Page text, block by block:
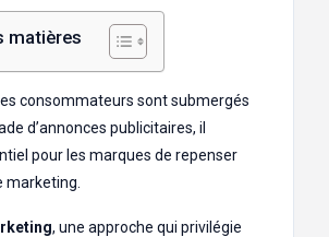
matières
consommateurs sont submergés
d’annonces publicitaires, il
pour les marques de repenser
marketing.
, une approche qui privilégie